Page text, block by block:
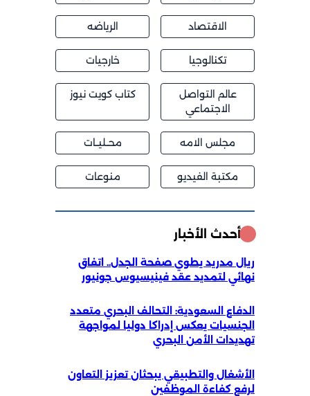
الاقتصاد الرياضه
تكنالوجيا خارجيات
عالم التواصل
الاجتماعي
كتاب كويت نيوز
مجلس الامه محــليــات
مكتبة الفيديو منوعات
أحدث الأخبار
ريال مدريد يطوي صفحة الجدل.. اتفاق
نهائي لتمديد عقد فينيسيوس جونيور
الدفاع السعودية: التحالف البحري متعدد
الجنسيات يعكس إدراكا دوليا لمواجهة
تهديدات الأمن البحري
الأشغال والتطبيقي يبحثان تعزيز التعاون
لرفع كفاءة الموظفين